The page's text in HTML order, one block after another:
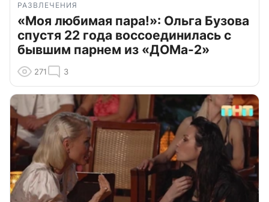
РАЗВЛЕЧЕНИЯ
«Моя любимая пара!»: Ольга Бузова
спустя 22 года воссоединилась с
бывшим парнем из «ДОМа-2»
271 3